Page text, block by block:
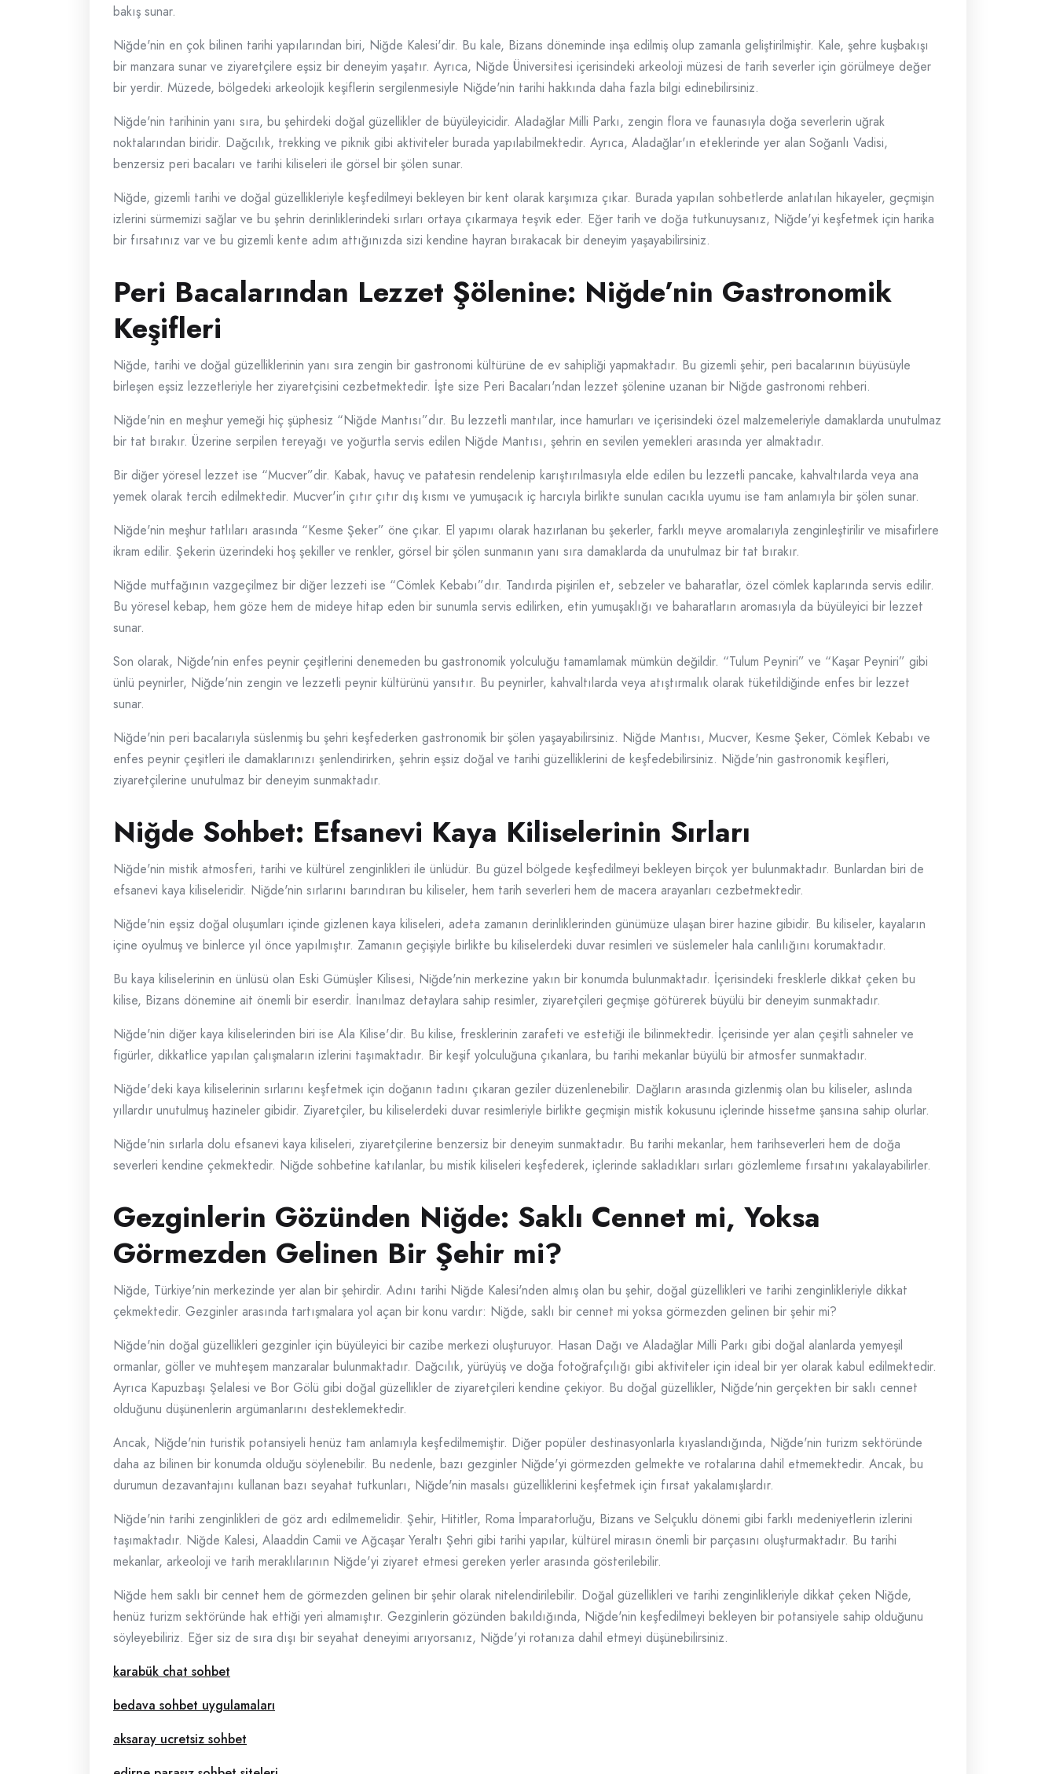
bakış sunar.
Niğde'nin en çok bilinen tarihi yapılarından biri, Niğde Kalesi'dir. Bu kale, Bizans döneminde inşa edilmiş olup zamanla geliştirilmiştir. Kale, şehre kuşbakışı
bir manzara sunar ve ziyaretçilere eşsiz bir deneyim yaşatır. Ayrıca, Niğde Üniversitesi içerisindeki arkeoloji müzesi de tarih severler için görülmeye değer
bir yerdir. Müzede, bölgedeki arkeolojik keşiflerin sergilenmesiyle Niğde'nin tarihi hakkında daha fazla bilgi edinebilirsiniz.
Niğde'nin tarihinin yanı sıra, bu şehirdeki doğal güzellikler de büyüleyicidir. Aladağlar Milli Parkı, zengin flora ve faunasıyla doğa severlerin uğrak
noktalarından biridir. Dağcılık, trekking ve piknik gibi aktiviteler burada yapılabilmektedir. Ayrıca, Aladağlar'ın eteklerinde yer alan Soğanlı Vadisi,
benzersiz peri bacaları ve tarihi kiliseleri ile görsel bir şölen sunar.
Niğde, gizemli tarihi ve doğal güzellikleriyle keşfedilmeyi bekleyen bir kent olarak karşımıza çıkar. Burada yapılan sohbetlerde anlatılan hikayeler, geçmişin
izlerini sürmemizi sağlar ve bu şehrin derinliklerindeki sırları ortaya çıkarmaya teşvik eder. Eğer tarih ve doğa tutkunuysanız, Niğde'yi keşfetmek için harika
bir fırsatınız var ve bu gizemli kente adım attığınızda sizi kendine hayran bırakacak bir deneyim yaşayabilirsiniz.
Peri Bacalarından Lezzet Şölenine: Niğde’nin Gastronomik
Keşifleri
Niğde, tarihi ve doğal güzelliklerinin yanı sıra zengin bir gastronomi kültürüne de ev sahipliği yapmaktadır. Bu gizemli şehir, peri bacalarının büyüsüyle
birleşen eşsiz lezzetleriyle her ziyaretçisini cezbetmektedir. İşte size Peri Bacaları'ndan lezzet şölenine uzanan bir Niğde gastronomi rehberi.
Niğde'nin en meşhur yemeği hiç şüphesiz “Niğde Mantısı”dır. Bu lezzetli mantılar, ince hamurları ve içerisindeki özel malzemeleriyle damaklarda unutulmaz
bir tat bırakır. Üzerine serpilen tereyağı ve yoğurtla servis edilen Niğde Mantısı, şehrin en sevilen yemekleri arasında yer almaktadır.
Bir diğer yöresel lezzet ise “Mucver”dir. Kabak, havuç ve patatesin rendelenip karıştırılmasıyla elde edilen bu lezzetli pancake, kahvaltılarda veya ana
yemek olarak tercih edilmektedir. Mucver'in çıtır çıtır dış kısmı ve yumuşacık iç harcıyla birlikte sunulan cacıkla uyumu ise tam anlamıyla bir şölen sunar.
Niğde'nin meşhur tatlıları arasında “Kesme Şeker” öne çıkar. El yapımı olarak hazırlanan bu şekerler, farklı meyve aromalarıyla zenginleştirilir ve misafirlere
ikram edilir. Şekerin üzerindeki hoş şekiller ve renkler, görsel bir şölen sunmanın yanı sıra damaklarda da unutulmaz bir tat bırakır.
Niğde mutfağının vazgeçilmez bir diğer lezzeti ise “Cömlek Kebabı”dır. Tandırda pişirilen et, sebzeler ve baharatlar, özel cömlek kaplarında servis edilir.
Bu yöresel kebap, hem göze hem de mideye hitap eden bir sunumla servis edilirken, etin yumuşaklığı ve baharatların aromasıyla da büyüleyici bir lezzet
sunar.
Son olarak, Niğde'nin enfes peynir çeşitlerini denemeden bu gastronomik yolculuğu tamamlamak mümkün değildir. “Tulum Peyniri” ve “Kaşar Peyniri” gibi
ünlü peynirler, Niğde'nin zengin ve lezzetli peynir kültürünü yansıtır. Bu peynirler, kahvaltılarda veya atıştırmalık olarak tüketildiğinde enfes bir lezzet
sunar.
Niğde'nin peri bacalarıyla süslenmiş bu şehri keşfederken gastronomik bir şölen yaşayabilirsiniz. Niğde Mantısı, Mucver, Kesme Şeker, Cömlek Kebabı ve
enfes peynir çeşitleri ile damaklarınızı şenlendirirken, şehrin eşsiz doğal ve tarihi güzelliklerini de keşfedebilirsiniz. Niğde'nin gastronomik keşifleri,
ziyaretçilerine unutulmaz bir deneyim sunmaktadır.
Niğde Sohbet: Efsanevi Kaya Kiliselerinin Sırları
Niğde'nin mistik atmosferi, tarihi ve kültürel zenginlikleri ile ünlüdür. Bu güzel bölgede keşfedilmeyi bekleyen birçok yer bulunmaktadır. Bunlardan biri de
efsanevi kaya kiliseleridir. Niğde'nin sırlarını barındıran bu kiliseler, hem tarih severleri hem de macera arayanları cezbetmektedir.
Niğde'nin eşsiz doğal oluşumları içinde gizlenen kaya kiliseleri, adeta zamanın derinliklerinden günümüze ulaşan birer hazine gibidir. Bu kiliseler, kayaların
içine oyulmuş ve binlerce yıl önce yapılmıştır. Zamanın geçişiyle birlikte bu kiliselerdeki duvar resimleri ve süslemeler hala canlılığını korumaktadır.
Bu kaya kiliselerinin en ünlüsü olan Eski Gümüşler Kilisesi, Niğde'nin merkezine yakın bir konumda bulunmaktadır. İçerisindeki fresklerle dikkat çeken bu
kilise, Bizans dönemine ait önemli bir eserdir. İnanılmaz detaylara sahip resimler, ziyaretçileri geçmişe götürerek büyülü bir deneyim sunmaktadır.
Niğde'nin diğer kaya kiliselerinden biri ise Ala Kilise'dir. Bu kilise, fresklerinin zarafeti ve estetiği ile bilinmektedir. İçerisinde yer alan çeşitli sahneler ve
figürler, dikkatlice yapılan çalışmaların izlerini taşımaktadır. Bir keşif yolculuğuna çıkanlara, bu tarihi mekanlar büyülü bir atmosfer sunmaktadır.
Niğde'deki kaya kiliselerinin sırlarını keşfetmek için doğanın tadını çıkaran geziler düzenlenebilir. Dağların arasında gizlenmiş olan bu kiliseler, aslında
yıllardır unutulmuş hazineler gibidir. Ziyaretçiler, bu kiliselerdeki duvar resimleriyle birlikte geçmişin mistik kokusunu içlerinde hissetme şansına sahip olurlar.
Niğde'nin sırlarla dolu efsanevi kaya kiliseleri, ziyaretçilerine benzersiz bir deneyim sunmaktadır. Bu tarihi mekanlar, hem tarihseverleri hem de doğa
severleri kendine çekmektedir. Niğde sohbetine katılanlar, bu mistik kiliseleri keşfederek, içlerinde sakladıkları sırları gözlemleme fırsatını yakalayabilirler.
Gezginlerin Gözünden Niğde: Saklı Cennet mi, Yoksa
Görmezden Gelinen Bir Şehir mi?
Niğde, Türkiye'nin merkezinde yer alan bir şehirdir. Adını tarihi Niğde Kalesi'nden almış olan bu şehir, doğal güzellikleri ve tarihi zenginlikleriyle dikkat
çekmektedir. Gezginler arasında tartışmalara yol açan bir konu vardır: Niğde, saklı bir cennet mi yoksa görmezden gelinen bir şehir mi?
Niğde'nin doğal güzellikleri gezginler için büyüleyici bir cazibe merkezi oluşturuyor. Hasan Dağı ve Aladağlar Milli Parkı gibi doğal alanlarda yemyeşil
ormanlar, göller ve muhteşem manzaralar bulunmaktadır. Dağcılık, yürüyüş ve doğa fotoğrafçılığı gibi aktiviteler için ideal bir yer olarak kabul edilmektedir.
Ayrıca Kapuzbaşı Şelalesi ve Bor Gölü gibi doğal güzellikler de ziyaretçileri kendine çekiyor. Bu doğal güzellikler, Niğde'nin gerçekten bir saklı cennet
olduğunu düşünenlerin argümanlarını desteklemektedir.
Ancak, Niğde'nin turistik potansiyeli henüz tam anlamıyla keşfedilmemiştir. Diğer popüler destinasyonlarla kıyaslandığında, Niğde'nin turizm sektöründe
daha az bilinen bir konumda olduğu söylenebilir. Bu nedenle, bazı gezginler Niğde'yi görmezden gelmekte ve rotalarına dahil etmemektedir. Ancak, bu
durumun dezavantajını kullanan bazı seyahat tutkunları, Niğde'nin masalsı güzelliklerini keşfetmek için fırsat yakalamışlardır.
Niğde'nin tarihi zenginlikleri de göz ardı edilmemelidir. Şehir, Hititler, Roma İmparatorluğu, Bizans ve Selçuklu dönemi gibi farklı medeniyetlerin izlerini
taşımaktadır. Niğde Kalesi, Alaaddin Camii ve Ağcaşar Yeraltı Şehri gibi tarihi yapılar, kültürel mirasın önemli bir parçasını oluşturmaktadır. Bu tarihi
mekanlar, arkeoloji ve tarih meraklılarının Niğde'yi ziyaret etmesi gereken yerler arasında gösterilebilir.
Niğde hem saklı bir cennet hem de görmezden gelinen bir şehir olarak nitelendirilebilir. Doğal güzellikleri ve tarihi zenginlikleriyle dikkat çeken Niğde,
henüz turizm sektöründe hak ettiği yeri almamıştır. Gezginlerin gözünden bakıldığında, Niğde'nin keşfedilmeyi bekleyen bir potansiyele sahip olduğunu
söyleyebiliriz. Eğer siz de sıra dışı bir seyahat deneyimi arıyorsanız, Niğde'yi rotanıza dahil etmeyi düşünebilirsiniz.
karabük chat sohbet
bedava sohbet uygulamaları
aksaray ucretsiz sohbet